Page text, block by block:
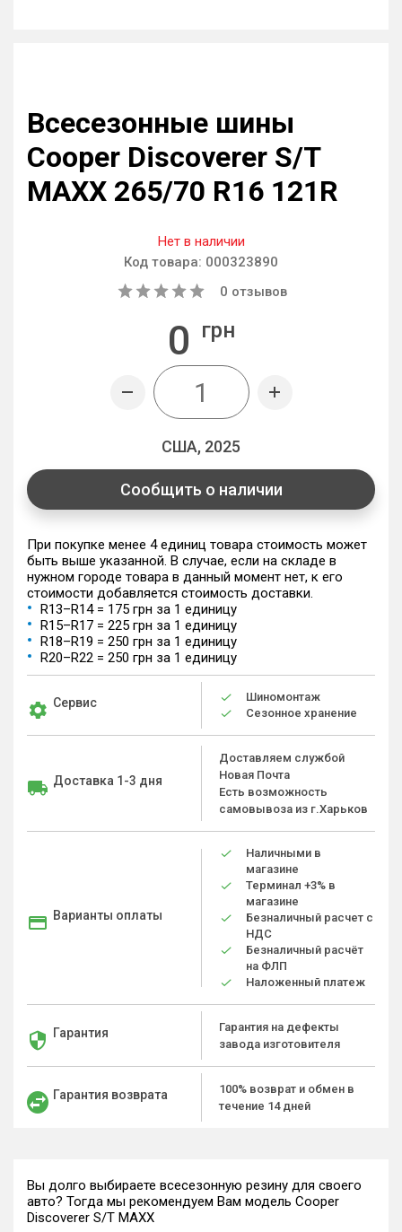
Всесезонные шины
Cooper Discoverer S/T
MAXX 265/70 R16 121R
Нет в наличии
Код товара: 000323890
0 отзывов
0 грн
США, 2025
Сообщить о наличии
При покупке менее 4 единиц товара стоимость может
быть выше указанной. В случае, если на складе в
нужном городе товара в данный момент нет, к его
стоимости добавляется стоимость доставки.
R13–R14 = 175 грн за 1 единицу
R15–R17 = 225 грн за 1 единицу
R18–R19 = 250 грн за 1 единицу
R20–R22 = 250 грн за 1 единицу
Сервис
Шиномонтаж
Сезонное хранение
Доставка 1-3 дня
Доставляем службой
Новая Почта
Есть возможность
самовывоза из г.Харьков
Варианты оплаты
Наличными в
магазине
Терминал +3% в
магазине
Безналичный расчет с
НДС
Безналичный расчёт
на ФЛП
Наложенный платеж
Гарантия
Гарантия на дефекты
завода изготовителя
Гарантия возврата
100% возврат и обмен в
течение 14 дней
Вы долго выбираете всесезонную резину для своего
авто? Тогда мы рекомендуем Вам модель Cooper
Discoverer S/T MAXX